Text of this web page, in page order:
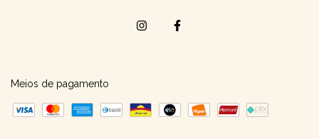
Meios de pagamento